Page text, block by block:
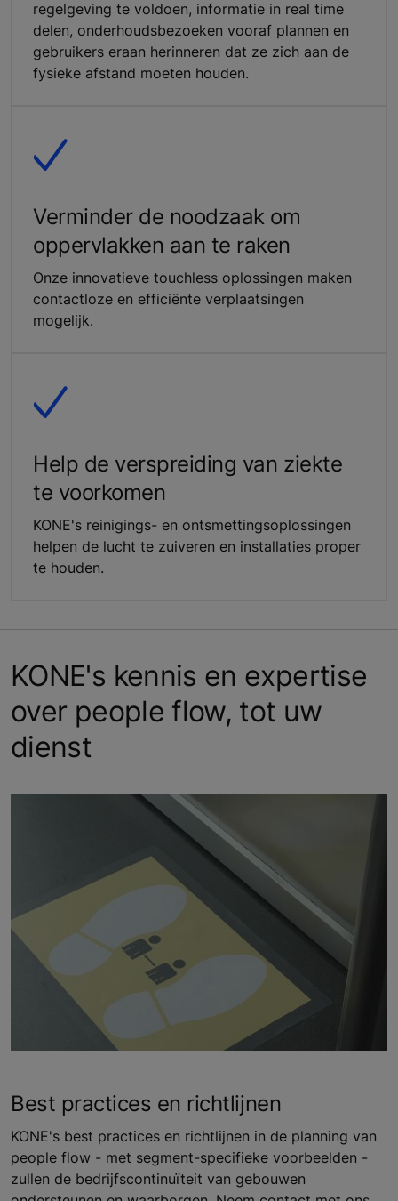
regelgeving te voldoen, informatie in real time
delen, onderhoudsbezoeken vooraf plannen en
gebruikers eraan herinneren dat ze zich aan de
fysieke afstand moeten houden.
Verminder de noodzaak om
oppervlakken aan te raken
Onze innovatieve touchless oplossingen maken
contactloze en efficiënte verplaatsingen
mogelijk.
Help de verspreiding van ziekte
te voorkomen
KONE's reinigings- en ontsmettingsoplossingen
helpen de lucht te zuiveren en installaties proper
te houden.
KONE's kennis en expertise
over people flow, tot uw
dienst
Best practices en richtlijnen
KONE's best practices en richtlijnen in de planning van
people flow - met segment-specifieke voorbeelden -
zullen de bedrijfscontinuïteit van gebouwen